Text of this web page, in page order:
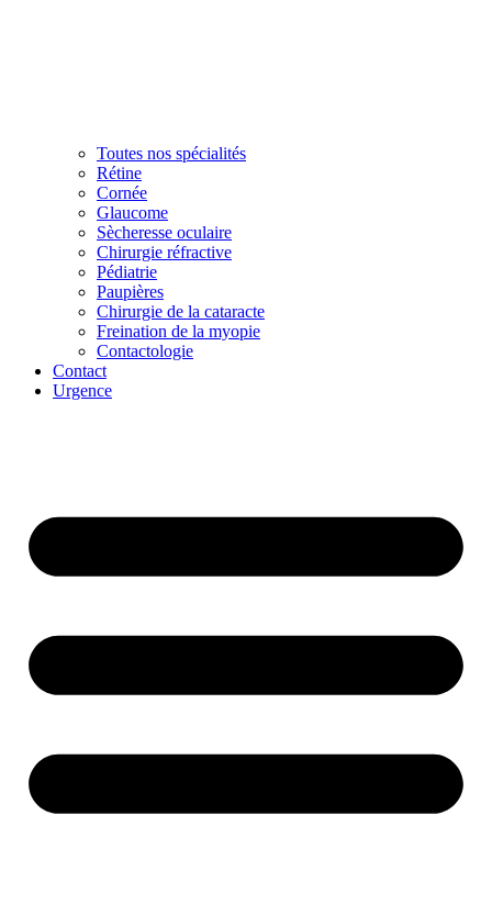
Toutes nos spécialités
Rétine
Cornée
Glaucome
Sècheresse oculaire
Chirurgie réfractive
Pédiatrie
Paupières
Chirurgie de la cataracte
Freination de la myopie
Contactologie
Contact
Urgence